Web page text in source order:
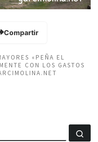
Compartir
«PEÑA EL
CON LOS GASTOS